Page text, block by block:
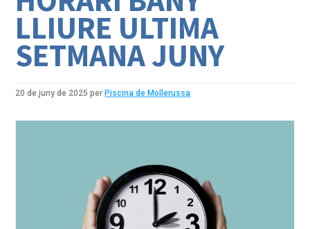
LLIURE ULTIMA
SETMANA JUNY
20 de juny de 2025 per Piscina de Mollerussa